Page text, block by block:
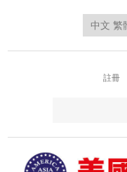
註冊